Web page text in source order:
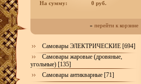
На сумму:
0 руб.
» перейти к корзине
Самовары ЭЛЕКТРИЧЕСКИЕ [694]
Самовары жаровые (дровяные,
угольные) [135]
Самовары антикварные [71]